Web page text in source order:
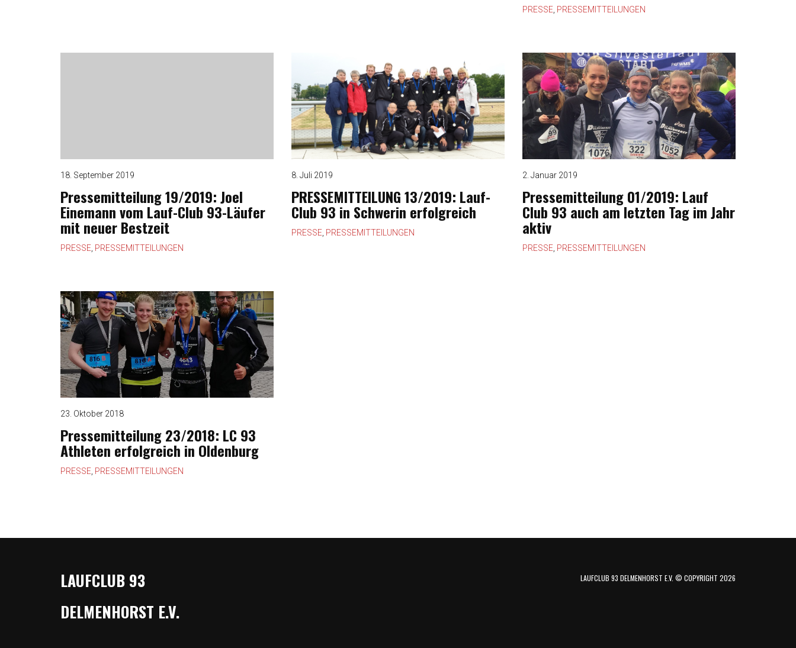
PRESSE PRESSEMITTEILUNGEN
18. September 2019
Pressemitteilung 19/2019: Joel
Einemann vom Lauf-Club 93-Läufer
mit neuer Bestzeit
PRESSE PRESSEMITTEILUNGEN
8. Juli 2019
PRESSEMITTEILUNG 13/2019: Lauf-
Club 93 in Schwerin erfolgreich
PRESSE PRESSEMITTEILUNGEN
2. Januar 2019
Pressemitteilung 01/2019: Lauf
Club 93 auch am letzten Tag im Jahr
aktiv
PRESSE PRESSEMITTEILUNGEN
23. Oktober 2018
Pressemitteilung 23/2018: LC 93
Athleten erfolgreich in Oldenburg
PRESSE PRESSEMITTEILUNGEN
LAUFCLUB 93
DELMENHORST E.V.
LAUFCLUB 93 DELMENHORST E.V. © COPYRIGHT 2026